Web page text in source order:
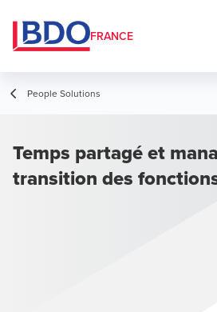
FRANCE
People Solutions
Temps partagé et
transition des